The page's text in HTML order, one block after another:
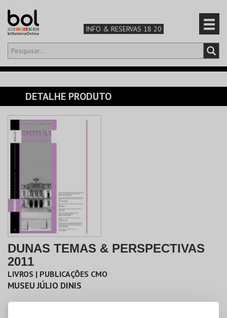
INFO & RESERVAS 18 20
Olá,iniciar sessão
CARRINHO 0
TEATRO & ARTE
MÚSICA & FESTIVAIS
FAMÍLIA
DESPORTO & AVENTURA
DETALHE PRODUTO
DUNAS TEMAS & PERSPECTIVAS
2011
LIVROS | PUBLICAÇÕES CMO
MUSEU JÚLIO DINIS